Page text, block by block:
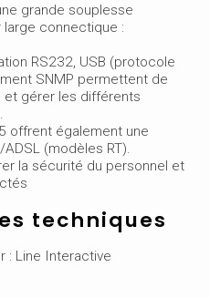
grande souplesse
connectique :
RS232, USB (protocole
SNMP permettent de
et gérer les différents
offrent également une
(modèles RT).
la sécurité du personnel et
techniques
: Line Interactive